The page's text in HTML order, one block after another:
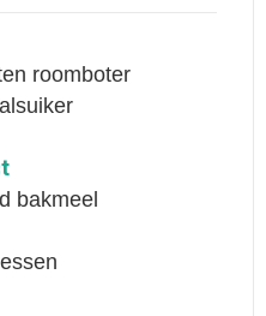
roomboter
bakmeel